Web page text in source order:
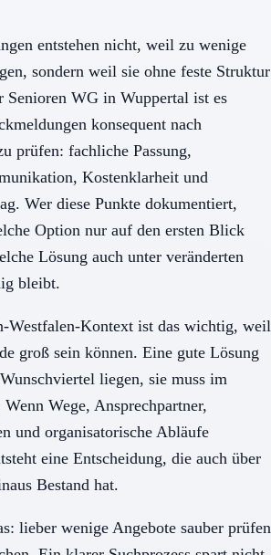
entstehen nicht, weil zu wenige
sondern weil sie ohne feste Struktur
Senioren WG in Wuppertal ist es
konsequent nach
prüfen: fachliche Passung,
Kostenklarheit und
Wer diese Punkte dokumentiert,
Option nur auf den ersten Blick
Lösung auch unter veränderten
bleibt.
Westfalen-Kontext ist das wichtig, weil
groß sein können. Eine gute Lösung
liegen, sie muss im
Wege, Ansprechpartner,
und organisatorische Abläufe
eine Entscheidung, die auch über
Bestand hat.
lieber wenige Angebote sauber prüfen